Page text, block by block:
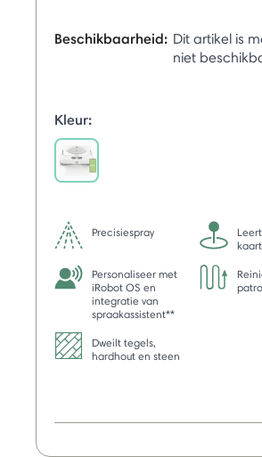
Beschikbaarheid: Dit artikel is
niet
Kleur:
Precisiespray
kaart
Personaliseer met
iRobot OS en
integratie van
spraakassistent**
Dweilt tegels,
hardhout en steen